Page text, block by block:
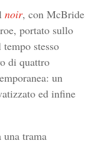
noir, con McBride
portato sullo
stesso
di quattro
un
ed infine
una trama